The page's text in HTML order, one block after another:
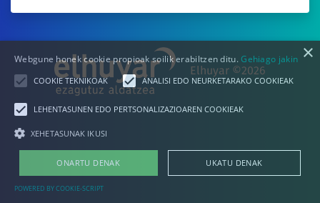
Elhuyar ©2026
×
Webgune honek cookie propioak soilik erabiltzen ditu. Gehiago jakin
COOKIE TEKNIKOAK ANALISI EDO NEURKETARAKO COOKIEAK
LEHENTASUNEN EDO PERTSONALIZAZIOAREN COOKIEAK
XEHETASUNAK IKUSI
ONARTU DENAK UKATU DENAK
POWERED BY COOKIE-SCRIPT